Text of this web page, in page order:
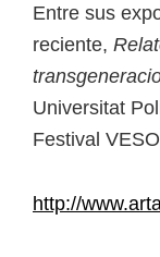
Entre sus
reciente,
Universitat
Festival
http://